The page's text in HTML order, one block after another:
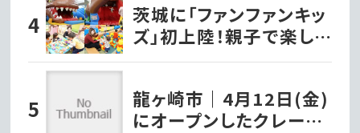
茨城に「ファンファンキッ
ズ」初上陸！親子で楽しむ
新感覚室内遊園地｜水
龍ヶ崎市｜4月12日(金)
にオープンしたクレープ